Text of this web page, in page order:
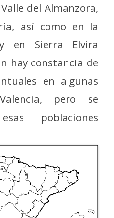
del Almanzora,
así como en la
en Sierra Elvira
hay constancia de
en algunas
pero se
poblaciones